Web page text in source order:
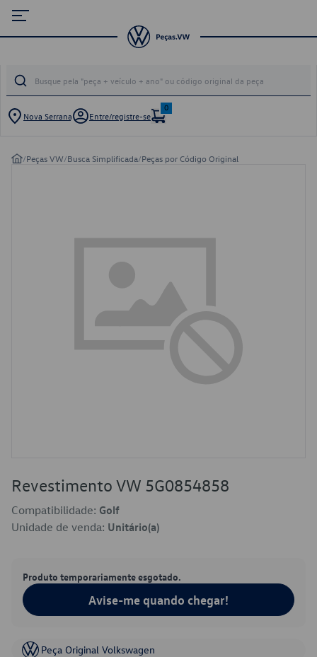
Nova Serrana Entre/registre-se
0
/Peças VW/Busca Simplificada/Peças por Código Original
Revestimento VW 5G0854858
Compatibilidade: Golf
Unidade de venda: Unitário(a)
Produto temporariamente esgotado.
Avise-me quando chegar!
Peça Original Volkswagen